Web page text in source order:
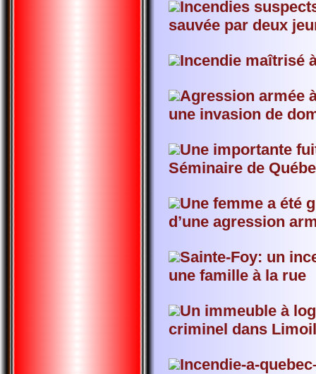
Incendies
sauvée par deux
Incendie maîtrisé
Agression armée
une invasion de
Une importante
Séminaire de
Une femme a été
d’une agression
Sainte-Foy: un
une famille à la rue
Un immeuble à
criminel dans
Incendie-a-